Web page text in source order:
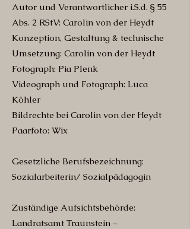
Autor und Verantwortlicher i.S.d. § 55
Abs. 2 RStV: Carolin von der Heydt
Konzeption, Gestaltung & technische
Umsetzung: Carolin von der Heydt
Fotograph: Pia Plenk
Videograph und Fotograph: Luca
Köhler
Bildrechte bei Carolin von der Heydt
Paarfoto: Wix
Gesetzliche Berufsbezeichnung:
Sozialarbeiterin/ Sozialpädagogin
Zuständige Aufsichtsbehörde:
Landratsamt Traunstein –